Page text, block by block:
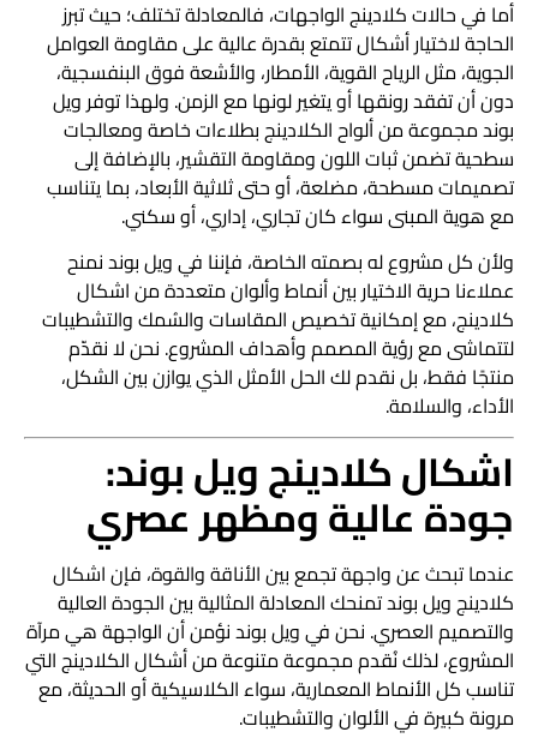
أما في حالاتكلادينج الواجهات، فالمعادلة تختلف؛ حيث تبرز
الحاجة لاختيار أشكال تتمتع بقدرة عالية على مقاومة العوامل
الجوية، مثل الرياح القوية، الأمطار، والأشعة فوق البنفسجية،
دون أن تفقد رونقها أو يتغير لونها مع الزمن. ولهذا توفر ويل
بوند مجموعة من ألواح الكلادينج بطلاءات خاصة ومعالجات
سطحية تضمن ثبات اللون ومقاومة التقشير، بالإضافة إلى
تصميمات مسطحة، مضلعة، أو حتى ثلاثية الأبعاد، بما يتناسب
مع هوية المبنى سواء كان تجاري، إداري، أو سكني.
ولأن كل مشروع له بصمته الخاصة، فإننا في ويل بوند نمنح
عملاءنا حرية الاختيار بين أنماط وألوان متعددة مناشكال
كلادينج، مع إمكانية تخصيص المقاسات والسُمك والتشطيبات
لتتماشى مع رؤية المصمم وأهداف المشروع. نحن لا نقدّم
منتجًا فقط، بل نقدم لك الحل الأمثل الذي يوازن بين الشكل،
الأداء، والسلامة.
اشكال كلادينج ويل بوند:
جودة عالية ومظهر عصري
عندما تبحث عن واجهة تجمع بين الأناقة والقوة، فإناشكال
كلادينجويل بوند تمنحك المعادلة المثالية بين الجودة العالية
والتصميم العصري. نحن في ويل بوند نؤمن أن الواجهة هي مرآة
المشروع، لذلك نُقدم مجموعة متنوعة من أشكال الكلادينج التي
تناسب كل الأنماط المعمارية، سواء الكلاسيكية أو الحديثة، مع
مرونة كبيرة في الألوان والتشطيبات.